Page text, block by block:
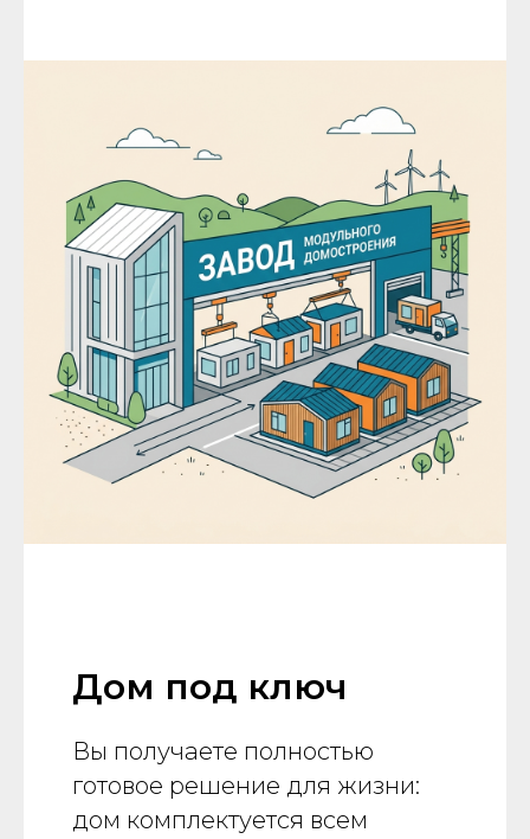
Дом под ключ
Вы получаете полностью
готовое решение для жизни:
дом комплектуется всем